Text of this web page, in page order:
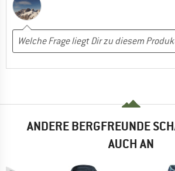
ANDERE BERGFREUNDE
AUCH AN